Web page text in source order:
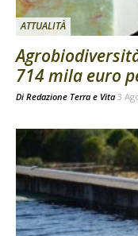
ATTUALITÀ
714 mila euro
Di Redazione Terra e Vita 3